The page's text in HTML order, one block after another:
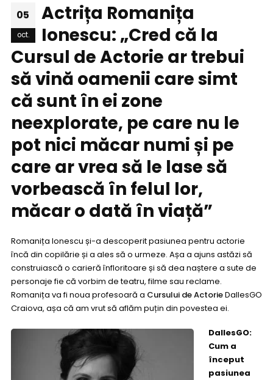
05
oct.
Actrița Romanița
Ionescu: „Cred că la
Cursul de Actorie ar trebui
să vină oamenii care simt
că sunt în ei zone
neexplorate, pe care nu le
pot nici măcar numi și pe
care ar vrea să le lase să
vorbească în felul lor,
măcar o dată în viață”
Romanița Ionescu și-a descoperit pasiunea pentru actorie
încă din copilărie și a ales să o urmeze. Așa a ajuns astăzi să
construiască o carieră înfloritoare și să dea naștere a sute de
personaje fie că vorbim de teatru, filme sau reclame.
Romanița va fi noua profesoară a Cursului de ActorieDallesGO
Craiova, așa că am vrut să aflăm puțin din povestea ei.
DallesGO:
Cum a
început
pasiunea